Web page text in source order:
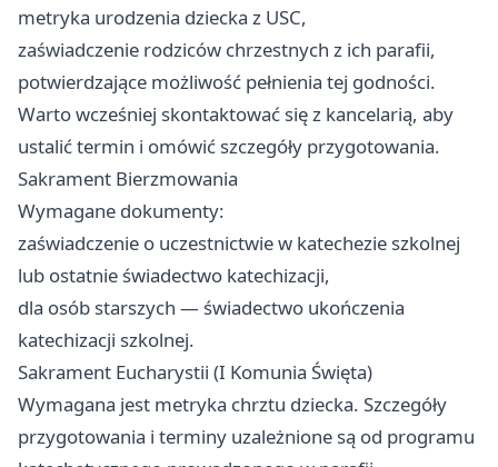
metryka urodzenia dziecka z USC,
zaświadczenie rodziców chrzestnych z ich parafii,
potwierdzające możliwość pełnienia tej godności.
Warto wcześniej skontaktować się z kancelarią, aby
ustalić termin i omówić szczegóły przygotowania.
Sakrament Bierzmowania
Wymagane dokumenty:
zaświadczenie o uczestnictwie w katechezie szkolnej
lub ostatnie świadectwo katechizacji,
dla osób starszych — świadectwo ukończenia
katechizacji szkolnej.
Sakrament Eucharystii (I Komunia Święta)
Wymagana jest metryka chrztu dziecka. Szczegóły
przygotowania i terminy uzależnione są od programu